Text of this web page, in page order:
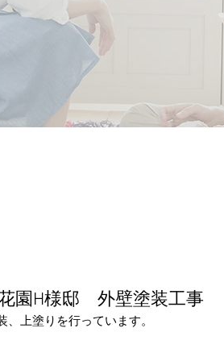
園H様邸 外壁塗装工事
、上塗りを行っています。